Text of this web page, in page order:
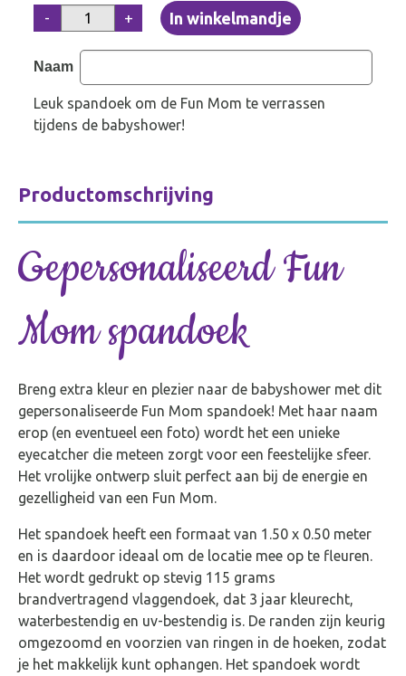
- +
Naam
Leuk spandoek om de Fun Mom te verrassen
tijdens de babyshower!
Productomschrijving
Gepersonaliseerd Fun
Mom spandoek
Breng extra kleur en plezier naar de babyshower met dit
gepersonaliseerde Fun Mom spandoek! Met haar naam
erop (en eventueel een foto) wordt het een unieke
eyecatcher die meteen zorgt voor een feestelijke sfeer.
Het vrolijke ontwerp sluit perfect aan bij de energie en
gezelligheid van een Fun Mom.
Het spandoek heeft een formaat van 1.50 x 0.50 meter
en is daardoor ideaal om de locatie mee op te fleuren.
Het wordt gedrukt op stevig 115 grams
brandvertragend vlaggendoek, dat 3 jaar kleurecht,
waterbestendig en uv-bestendig is. De randen zijn keurig
omgezoomd en voorzien van ringen in de hoeken, zodat
je het makkelijk kunt ophangen. Het spandoek wordt